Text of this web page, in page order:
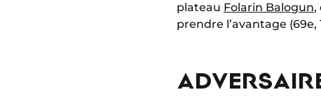
plateau Folarin Balogun,
prendre l’avantage